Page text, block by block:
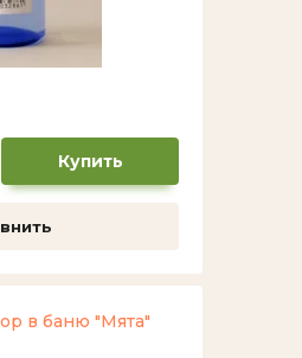
Купить
в баню "Мята"